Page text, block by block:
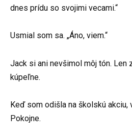
dnes prídu so svojimi vecami.“
Usmial som sa. „Áno, viem.“
Jack si ani nevšimol môj tón. Len
kúpeľne.
Keď som odišla na školskú akciu,
Pokojne.